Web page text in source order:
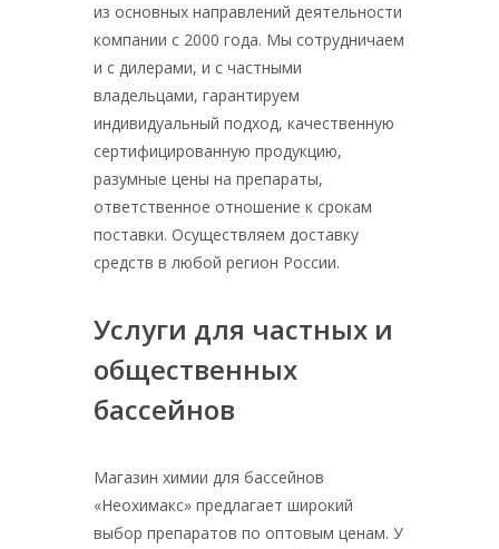
из основных направлений деятельности
компании с 2000 года. Мы сотрудничаем
и с дилерами, и с частными
владельцами, гарантируем
индивидуальный подход, качественную
сертифицированную продукцию,
разумные цены на препараты,
ответственное отношение к срокам
поставки. Осуществляем доставку
средств в любой регион России.
Услуги для частных и
общественных
бассейнов
Магазин химии для бассейнов
«Неохимакс» предлагает широкий
выбор препаратов по оптовым ценам. У